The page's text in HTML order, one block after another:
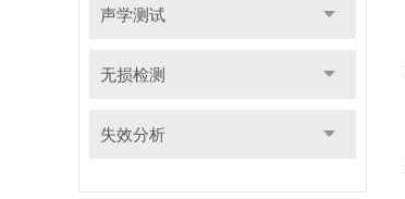
声学测试
无损检测
失效分析